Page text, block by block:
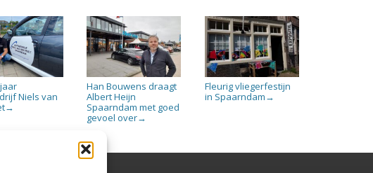
Niels van
→
Han Bouwens draagt
Albert Heijn
Spaarndam met goed
gevoel over→
Fleurig vliegerfestijn
in Spaarndam →